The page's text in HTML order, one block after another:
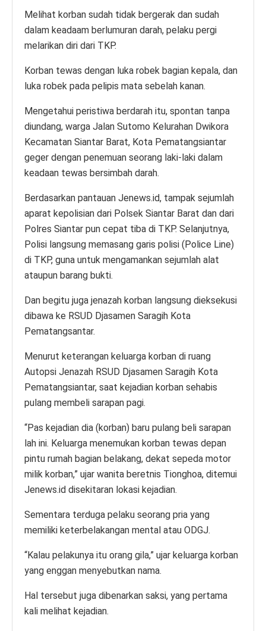
Melihat korban sudah tidak bergerak dan sudah
dalam keadaam berlumuran darah, pelaku pergi
melarikan diri dari TKP.
Korban tewas dengan luka robek bagian kepala, dan
luka robek pada pelipis mata sebelah kanan.
Mengetahui peristiwa berdarah itu, spontan tanpa
diundang, warga Jalan Sutomo Kelurahan Dwikora
Kecamatan Siantar Barat, Kota Pematangsiantar
geger dengan penemuan seorang laki-laki dalam
keadaan tewas bersimbah darah.
Berdasarkan pantauan Jenews.id, tampak sejumlah
aparat kepolisian dari Polsek Siantar Barat dan dari
Polres Siantar pun cepat tiba di TKP. Selanjutnya,
Polisi langsung memasang garis polisi (Police Line)
di TKP, guna untuk mengamankan sejumlah alat
ataupun barang bukti.
Dan begitu juga jenazah korban langsung dieksekusi
dibawa ke RSUD Djasamen Saragih Kota
Pematangsantar.
Menurut keterangan keluarga korban di ruang
Autopsi Jenazah RSUD Djasamen Saragih Kota
Pematangsiantar, saat kejadian korban sehabis
pulang membeli sarapan pagi.
“Pas kejadian dia (korban) baru pulang beli sarapan
lah ini. Keluarga menemukan korban tewas depan
pintu rumah bagian belakang, dekat sepeda motor
milik korban,” ujar wanita beretnis Tionghoa, ditemui
Jenews.id disekitaran lokasi kejadian.
Sementara terduga pelaku seorang pria yang
memiliki keterbelakangan mental atau ODGJ.
“Kalau pelakunya itu orang gila,” ujar keluarga korban
yang enggan menyebutkan nama.
Hal tersebut juga dibenarkan saksi, yang pertama
kali melihat kejadian.